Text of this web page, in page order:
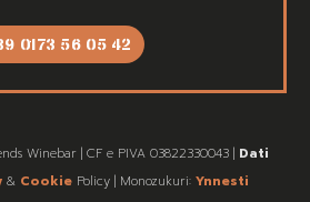
0173 56 05 42
Winebar | CF e PIVA 03822330043 | Dati
& Cookie Policy | Monozukuri: Ynnesti